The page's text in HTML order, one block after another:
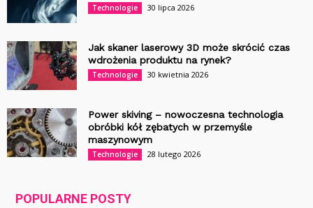
Technologie 30 lipca 2026
Jak skaner laserowy 3D może skrócić czas
wdrożenia produktu na rynek?
Technologie 30 kwietnia 2026
Power skiving – nowoczesna technologia
obróbki kół zębatych w przemyśle
maszynowym
Technologie 28 lutego 2026
POPULARNE POSTY